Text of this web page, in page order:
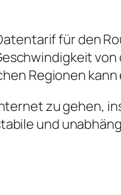
für den
Regionen
zu gehen,
und